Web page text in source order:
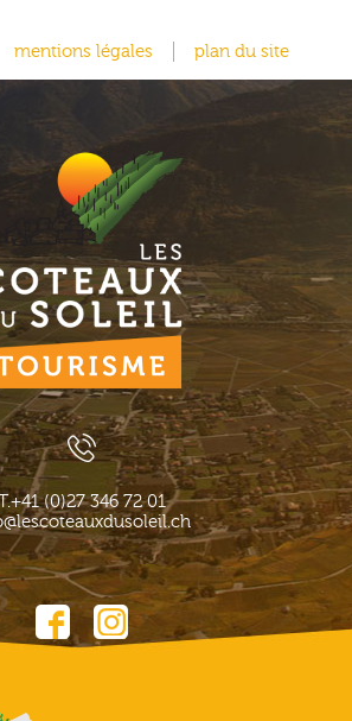
mentions légales plan du site
+41 (0)27 346 72 01